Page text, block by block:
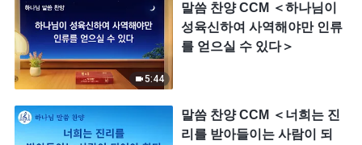
5:44
말씀 찬양 CCM ＜하나님이
성육신하여 사역해야만 인류
를 얻으실 수 있다＞
말씀 찬양 CCM ＜너희는 진
리를 받아들이는 사람이 되